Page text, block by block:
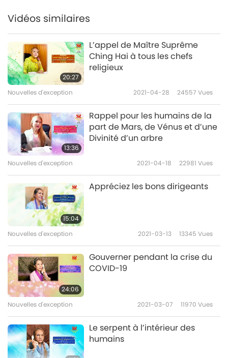
disant : « Dieu ne peut pas bénir le péché. » Il a
même sexe reçoivent une bénédiction
chrétienne pour leur mariage. Maître, seriez-
Vous en mesure de partager Votre opinion à
ce sujet ? Est-il vrai que c’est un péché et que
Dieu ne peut pas bénir un tel mariage ?)
(Maître, pourquoi y a-t-il tant de scandales
sexuels impliquant le clergé dans le
christianisme ?)
Maître la plus compatissante, notre gratitude
pour Votre empathie et protection sans fin
pour les sans défense, tandis que Vous nous
rappelez que l’amour et le pardon sont
toujours la réponse. À travers Votre exemple
inspirant, puissions-nous apprendre à
comprendre et avoir de l’empathie pour les
uns et les autres, voyant ainsi la vraie façon
de vivre des enfants de Dieu bienveillants.
Puisse Maître toujours avoir une excellente
Vidéos similaires
20:27
L’appel de Maître Suprême
Ching Hai à tous les chefs
religieux
Nouvelles d'exception 2021-04-28 24557 Vues
13:36
Rappel pour les humains de la
part de Mars, de Vénus et d’une
Divinité d’un arbre
Nouvelles d'exception 2021-04-18 22981 Vues
15:04
Appréciez les bons dirigeants
Nouvelles d'exception 2021-03-13 13345 Vues
24:06
Gouverner pendant la crise du
COVID-19
Nouvelles d'exception 2021-03-07 11970 Vues
Le serpent à l’intérieur des
humains